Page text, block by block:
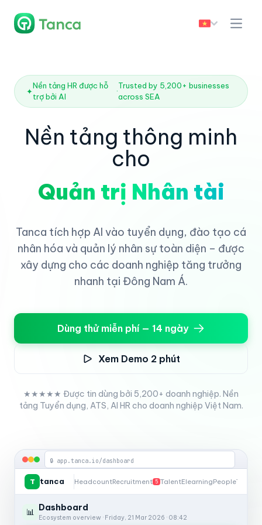
✦
Nền tảng HR được hỗ
trợ bởi AI
·
Trusted by 5,200+ businesses
across SEA
Nền tảng thông minh
cho
Quản trị Nhân tài
Tanca tích hợp AI vào tuyển dụng, đào tạo cá
nhân hóa và quản lý nhân sự toàn diện – được
xây dựng cho các doanh nghiệp tăng trưởng
nhanh tại Đông Nam Á.
Dùng thử miễn phí — 14 ngày
Xem Demo 2 phút
★★★★★ Được tin dùng bởi 5,200+ doanh nghiệp. Nền
tảng Tuyển dụng, ATS, AI HR cho doanh nghiệp Việt Nam.
🔒 app.tanca.io/dashboard
T tanca HeadcountRecruitment 5 TalentElearningPeople
📊 Dashboard
Ecosystem overview · Friday, 21 Mar 2026 · 08:42